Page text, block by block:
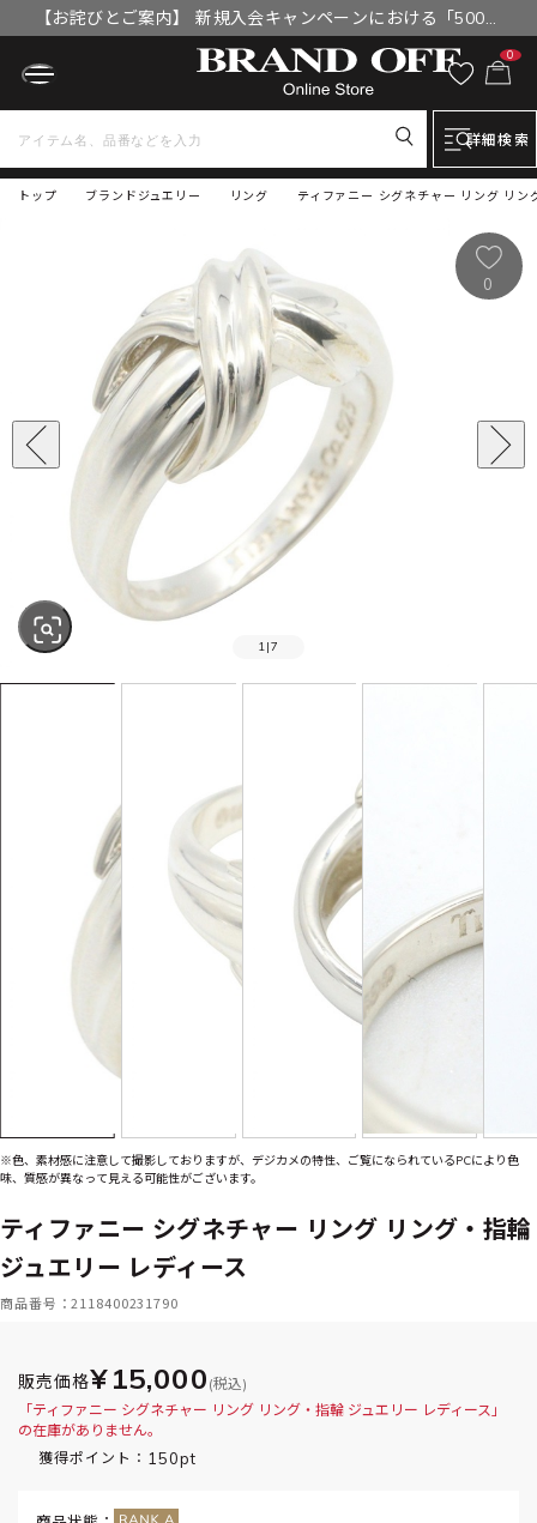
【お詫びとご案内】 新規入会キャンペーンにおける「500円
OFFクーポン」付与漏れと補填について
0
詳細検索
トップ ティファニー シグネチャー リング リン
ブランドジュエリー リング
1 |7
0
※色、素材感に注意して撮影しておりますが、デジカメの特性、ご覧になられているPCにより色
味、質感が異なって見える可能性がございます。
ティファニー シグネチャー リング リング・指輪
ジュエリー レディース
商品番号：2118400231790
販売価格¥15,000 (税込)
「ティファニー シグネチャー リング リング・指輪 ジュエリー レディース」
の在庫がありません。
獲得ポイント： 150pt